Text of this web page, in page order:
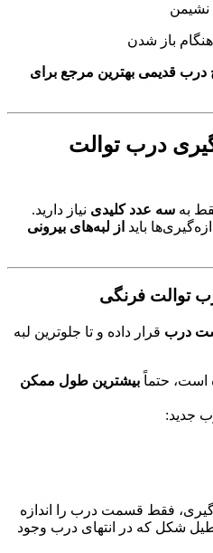
نشیمن
باز شدن
درب قدیمی بهترین مرجع برای
درب توالت
به سه عدد کلیدی نیاز دارید.
باید از لبه‌های بیرونی
درب قرار داده و تا جلوترین لبه
است، حتماً بیشترین طول ممکن
جدید:
گیری، فقط قسمت درب را اندازه
شکل که در انتهای درب وجود